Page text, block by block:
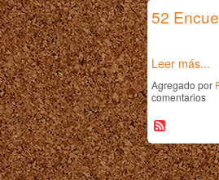
52
Leer más...
Agregado por
comentarios